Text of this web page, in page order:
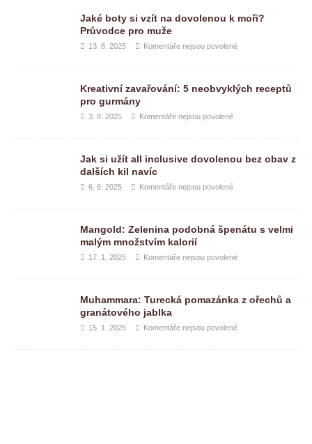
Jaké boty si vzít na dovolenou k moři?
Průvodce pro muže
13. 8. 2025 Komentáře nejsou povolené
Kreativní zavařování: 5 neobvyklých receptů
pro gurmány
3. 8. 2025 Komentáře nejsou povolené
Jak si užít all inclusive dovolenou bez obav z
dalších kil navíc
6. 6. 2025 Komentáře nejsou povolené
Mangold: Zelenina podobná špenátu s velmi
malým množstvím kalorií
17. 1. 2025 Komentáře nejsou povolené
Muhammara: Turecká pomazánka z ořechů a
granátového jablka
15. 1. 2025 Komentáře nejsou povolené